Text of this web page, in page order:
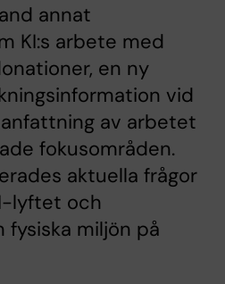
annat
KI:s arbete med
en ny
vid
av arbetet
fokusområden.
aktuella frågor
lyftet och
fysiska miljön på